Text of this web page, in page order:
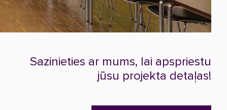
Sazinieties ar mums, lai apspriestu
jūsu projekta detaļas!